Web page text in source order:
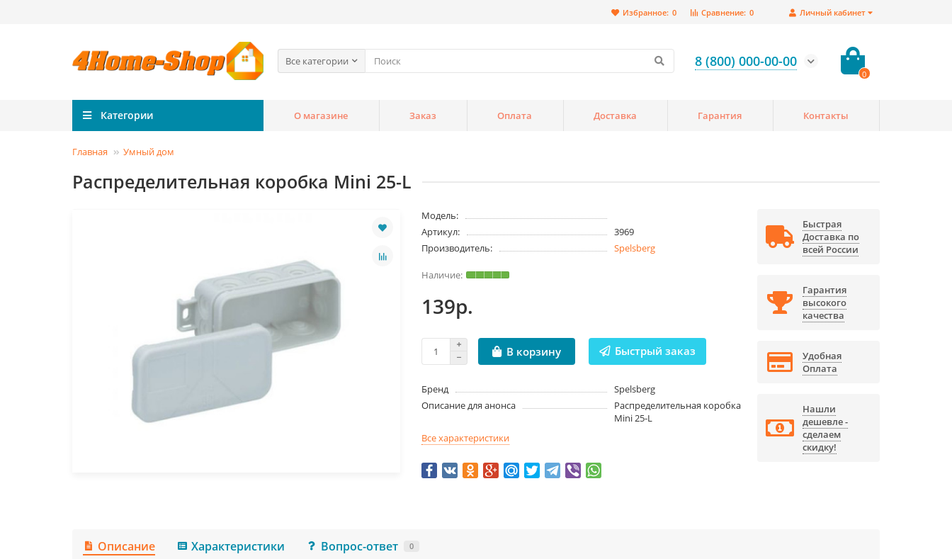
Личный кабинет
Сравнение: 0
Избранное: 0
Все категории 8 (800) 000-00-00
0
Категории О магазине Заказ Оплата Доставка Гарантия Контакты
Главная Умный дом
Распределительная коробка Mini 25-L
Модель:
Артикул:
3969
Производитель:
Spelsberg
139р.
В корзину Быстрый заказ
Бренд
Spelsberg
Описание для анонса
Распределительная коробка
Mini 25-L
Все характеристики
Быстрая
Доставка по
всей России
Гарантия
высокого
качества
Удобная
Оплата
Нашли
дешевле -
сделаем
скидку!
Описание Характеристики Вопрос-ответ 0